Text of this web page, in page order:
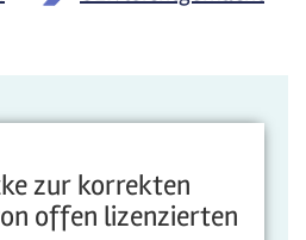
zur korrekten
offen lizenzierten